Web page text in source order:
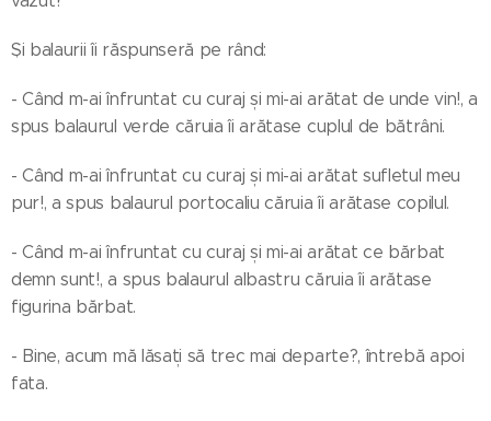
Și balaurii îi răspunseră pe rând:
- Când m-ai înfruntat cu curaj și mi-ai arătat de unde vin!, a
spus balaurul verde căruia îi arătase cuplul de bătrâni.
- Când m-ai înfruntat cu curaj și mi-ai arătat sufletul meu
pur!, a spus balaurul portocaliu căruia îi arătase copilul.
- Când m-ai înfruntat cu curaj și mi-ai arătat ce bărbat
demn sunt!, a spus balaurul albastru căruia îi arătase
figurina bărbat.
- Bine, acum mă lăsați să trec mai departe?, întrebă apoi
fata.